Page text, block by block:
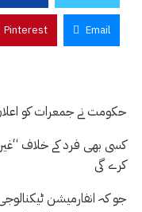
Pinterest Email
حکومت نے جمعرات کو
کسی بھی فرد کے خلاف “غیر
کرے گی
جو کہ انفارمیشن